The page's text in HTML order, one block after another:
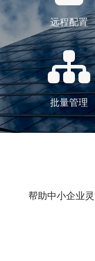
远程配置
批量管理
帮助中小企业